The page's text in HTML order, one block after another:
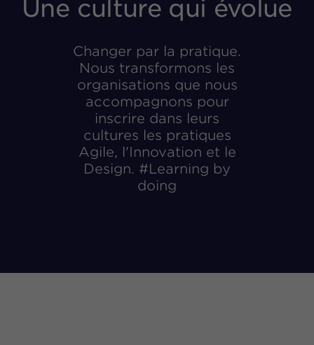
Une culture qui évolue
Changer par la pratique.
Nous transformons les
organisations que nous
accompagnons pour
inscrire dans leurs
cultures les pratiques
Agile, l'Innovation et le
Design. #Learning by
doing